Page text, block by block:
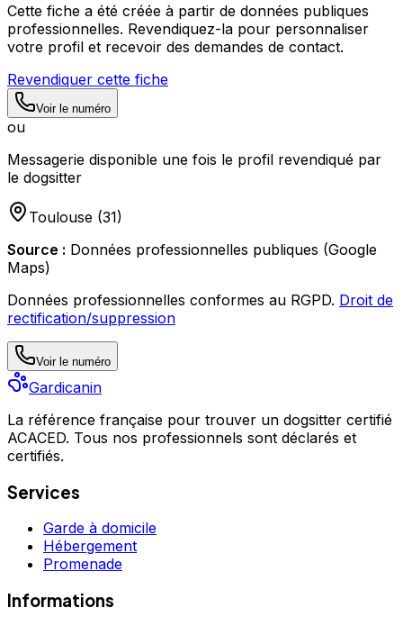
Cette fiche a été créée à partir de données publiques
professionnelles. Revendiquez-la pour personnaliser
votre profil et recevoir des demandes de contact.
Revendiquer cette fiche
Voir le numéro
ou
Messagerie disponible une fois le profil revendiqué par
le dogsitter
Toulouse (31)
Source : Données professionnelles publiques (Google
Maps)
Données professionnelles conformes au RGPD. Droit de
rectification/suppression
Voir le numéro
Gardicanin
La référence française pour trouver un dogsitter certifié
ACACED. Tous nos professionnels sont déclarés et
certifiés.
Services
Garde à domicile
Hébergement
Promenade
Informations